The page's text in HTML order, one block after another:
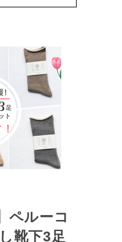
ペルーコ
靴下3足